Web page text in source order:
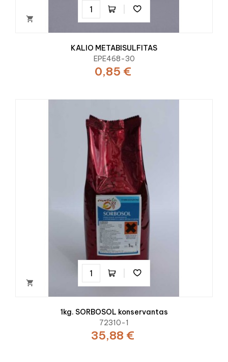

KALIO METABISULFITAS
EPE468-30
0,85 €

1kg. SORBOSOL konservantas
72310-1
35,88 €